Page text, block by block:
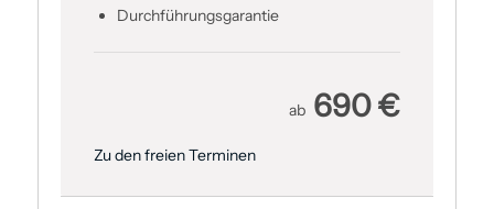
Durch­führungsgarantie
ab 690 €
Zu den freien Terminen